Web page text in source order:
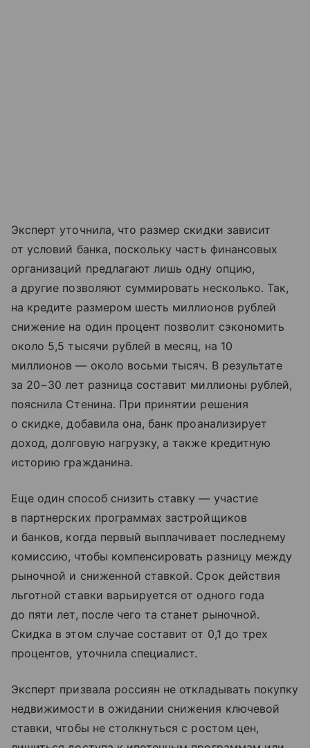
Эксперт уточнила, что размер скидки зависит
от условий банка, поскольку часть финансовых
организаций предлагают лишь одну опцию,
а другие позволяют суммировать несколько. Так,
на кредите размером шесть миллионов рублей
снижение на один процент позволит сэкономить
около 5,5 тысячи рублей в месяц, на 10
миллионов — около восьми тысяч. В результате
за 20−30 лет разница составит миллионы рублей,
пояснила Стенина. При принятии решения
о скидке, добавила она, банк проанализирует
доход, долговую нагрузку, а также кредитную
историю гражданина.
Еще один способ снизить ставку — участие
в партнерских программах застройщиков
и банков, когда первый выплачивает последнему
комиссию, чтобы компенсировать разницу между
рыночной и сниженной ставкой. Срок действия
льготной ставки варьируется от одного года
до пяти лет, после чего та станет рыночной.
Скидка в этом случае составит от 0,1 до трех
процентов, уточнила специалист.
Эксперт призвала россиян не откладывать покупку
недвижимости в ожидании снижения ключевой
ставки, чтобы не столкнуться с ростом цен,